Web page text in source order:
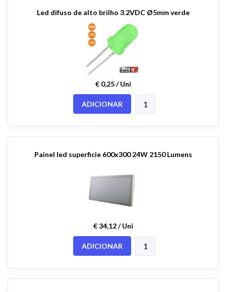
Led difuso de alto brilho 3.2VDC Ø5mm verde
€ 0,25 / Uni
ADICIONAR
Painel led superficie 600x300 24W 2150 Lumens
€ 34,12 / Uni
ADICIONAR